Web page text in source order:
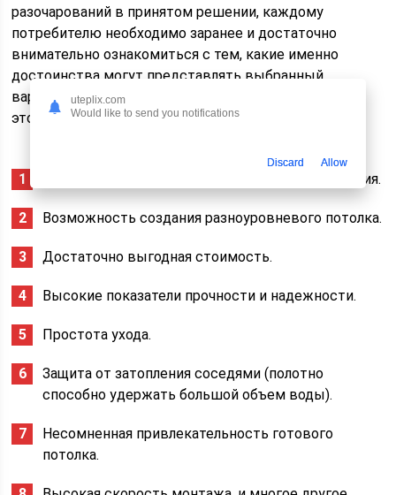
разочарований в принятом решении, каждому
потребителю необходимо заранее и достаточно
внимательно ознакомиться с тем, какие именно
достоинства могут представлять выбранный
вариант. и сатиновые натяжные потолки – сегодня
это:
Широкий выбор цветов и вариантов оформления.
Возможность создания разноуровневого потолка.
Достаточно выгодная стоимость.
Высокие показатели прочности и надежности.
Простота ухода.
Защита от затопления соседями (полотно
способно удержать большой объем воды).
Несомненная привлекательность готового
потолка.
uteplix.com
Would like to send you notifications
Discard Allow